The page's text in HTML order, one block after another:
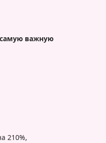
самую важную
210%,